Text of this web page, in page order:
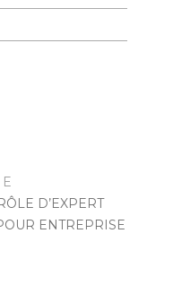
D’EXPERT
ENTREPRISE